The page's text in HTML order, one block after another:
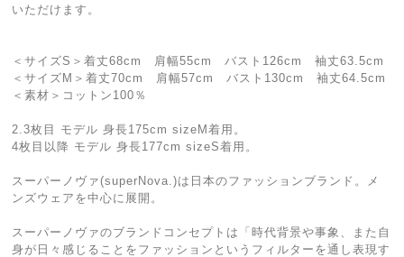
いただけます。
＜サイズS＞着丈68cm 肩幅55cm バスト126cm 袖丈63.5cm
＜サイズM＞着丈70cm 肩幅57cm バスト130cm 袖丈64.5cm
＜素材＞コットン100％
2.3枚目 モデル 身長175cm sizeM着用。
4枚目以降 モデル 身長177cm sizeS着用。
スーパーノヴァ(superNova.)は日本のファッションブランド。メ
ンズウェアを中心に展開。
スーパーノヴァのブランドコンセプトは「時代背景や事象、また自
身が日々感じることをファッションというフィルターを通し表現す